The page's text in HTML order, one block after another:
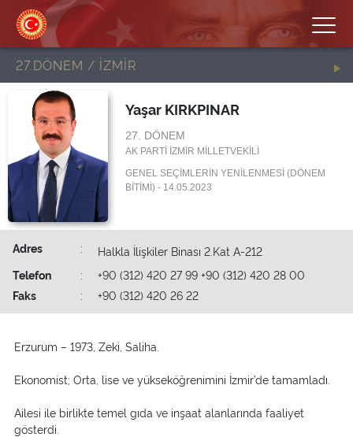
27.DÖNEM / İZMİR
Yaşar KIRKPINAR
27. DÖNEM
AK PARTİ İZMİR MİLLETVEKİLİ
GENEL SEÇİMLERİN YENİLENMESİ (DÖNEM
BİTİMİ) - 14.05.2023
Adres :
Halkla İlişkiler Binası 2.Kat A-212
Telefon
:
+90 (312) 420 27 99 +90 (312) 420 28 00
Faks
: +90 (312) 420 26 22
Erzurum – 1973, Zeki, Saliha.
Ekonomist; Orta, lise ve yükseköğrenimini İzmir’de tamamladı.
Ailesi ile birlikte temel gıda ve inşaat alanlarında faaliyet
gösterdi.